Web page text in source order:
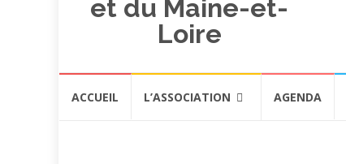
ACCUEIL L’ASSOCIATION AGENDA